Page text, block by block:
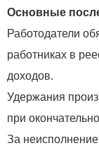
Основные
Работодатели
работниках в
доходов.
Удержания
при
За